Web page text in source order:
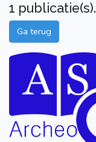
1 publicatie(s).
Ga terug